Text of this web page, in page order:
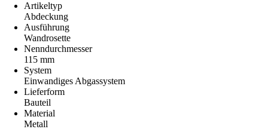
Artikeltyp
Abdeckung
Ausführung
Wandrosette
Nenndurchmesser
115 mm
System
Einwandiges Abgassystem
Lieferform
Bauteil
Material
Metall